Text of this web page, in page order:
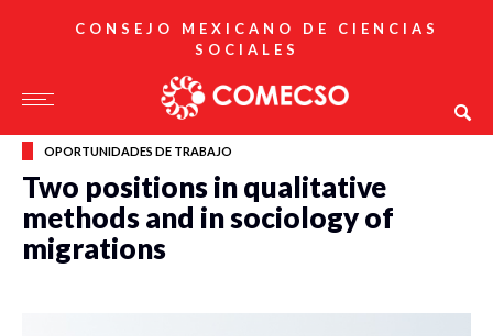
CONSEJO MEXICANO DE CIENCIAS
SOCIALES
OPORTUNIDADES DE TRABAJO
Two positions in qualitative
methods and in sociology of
migrations